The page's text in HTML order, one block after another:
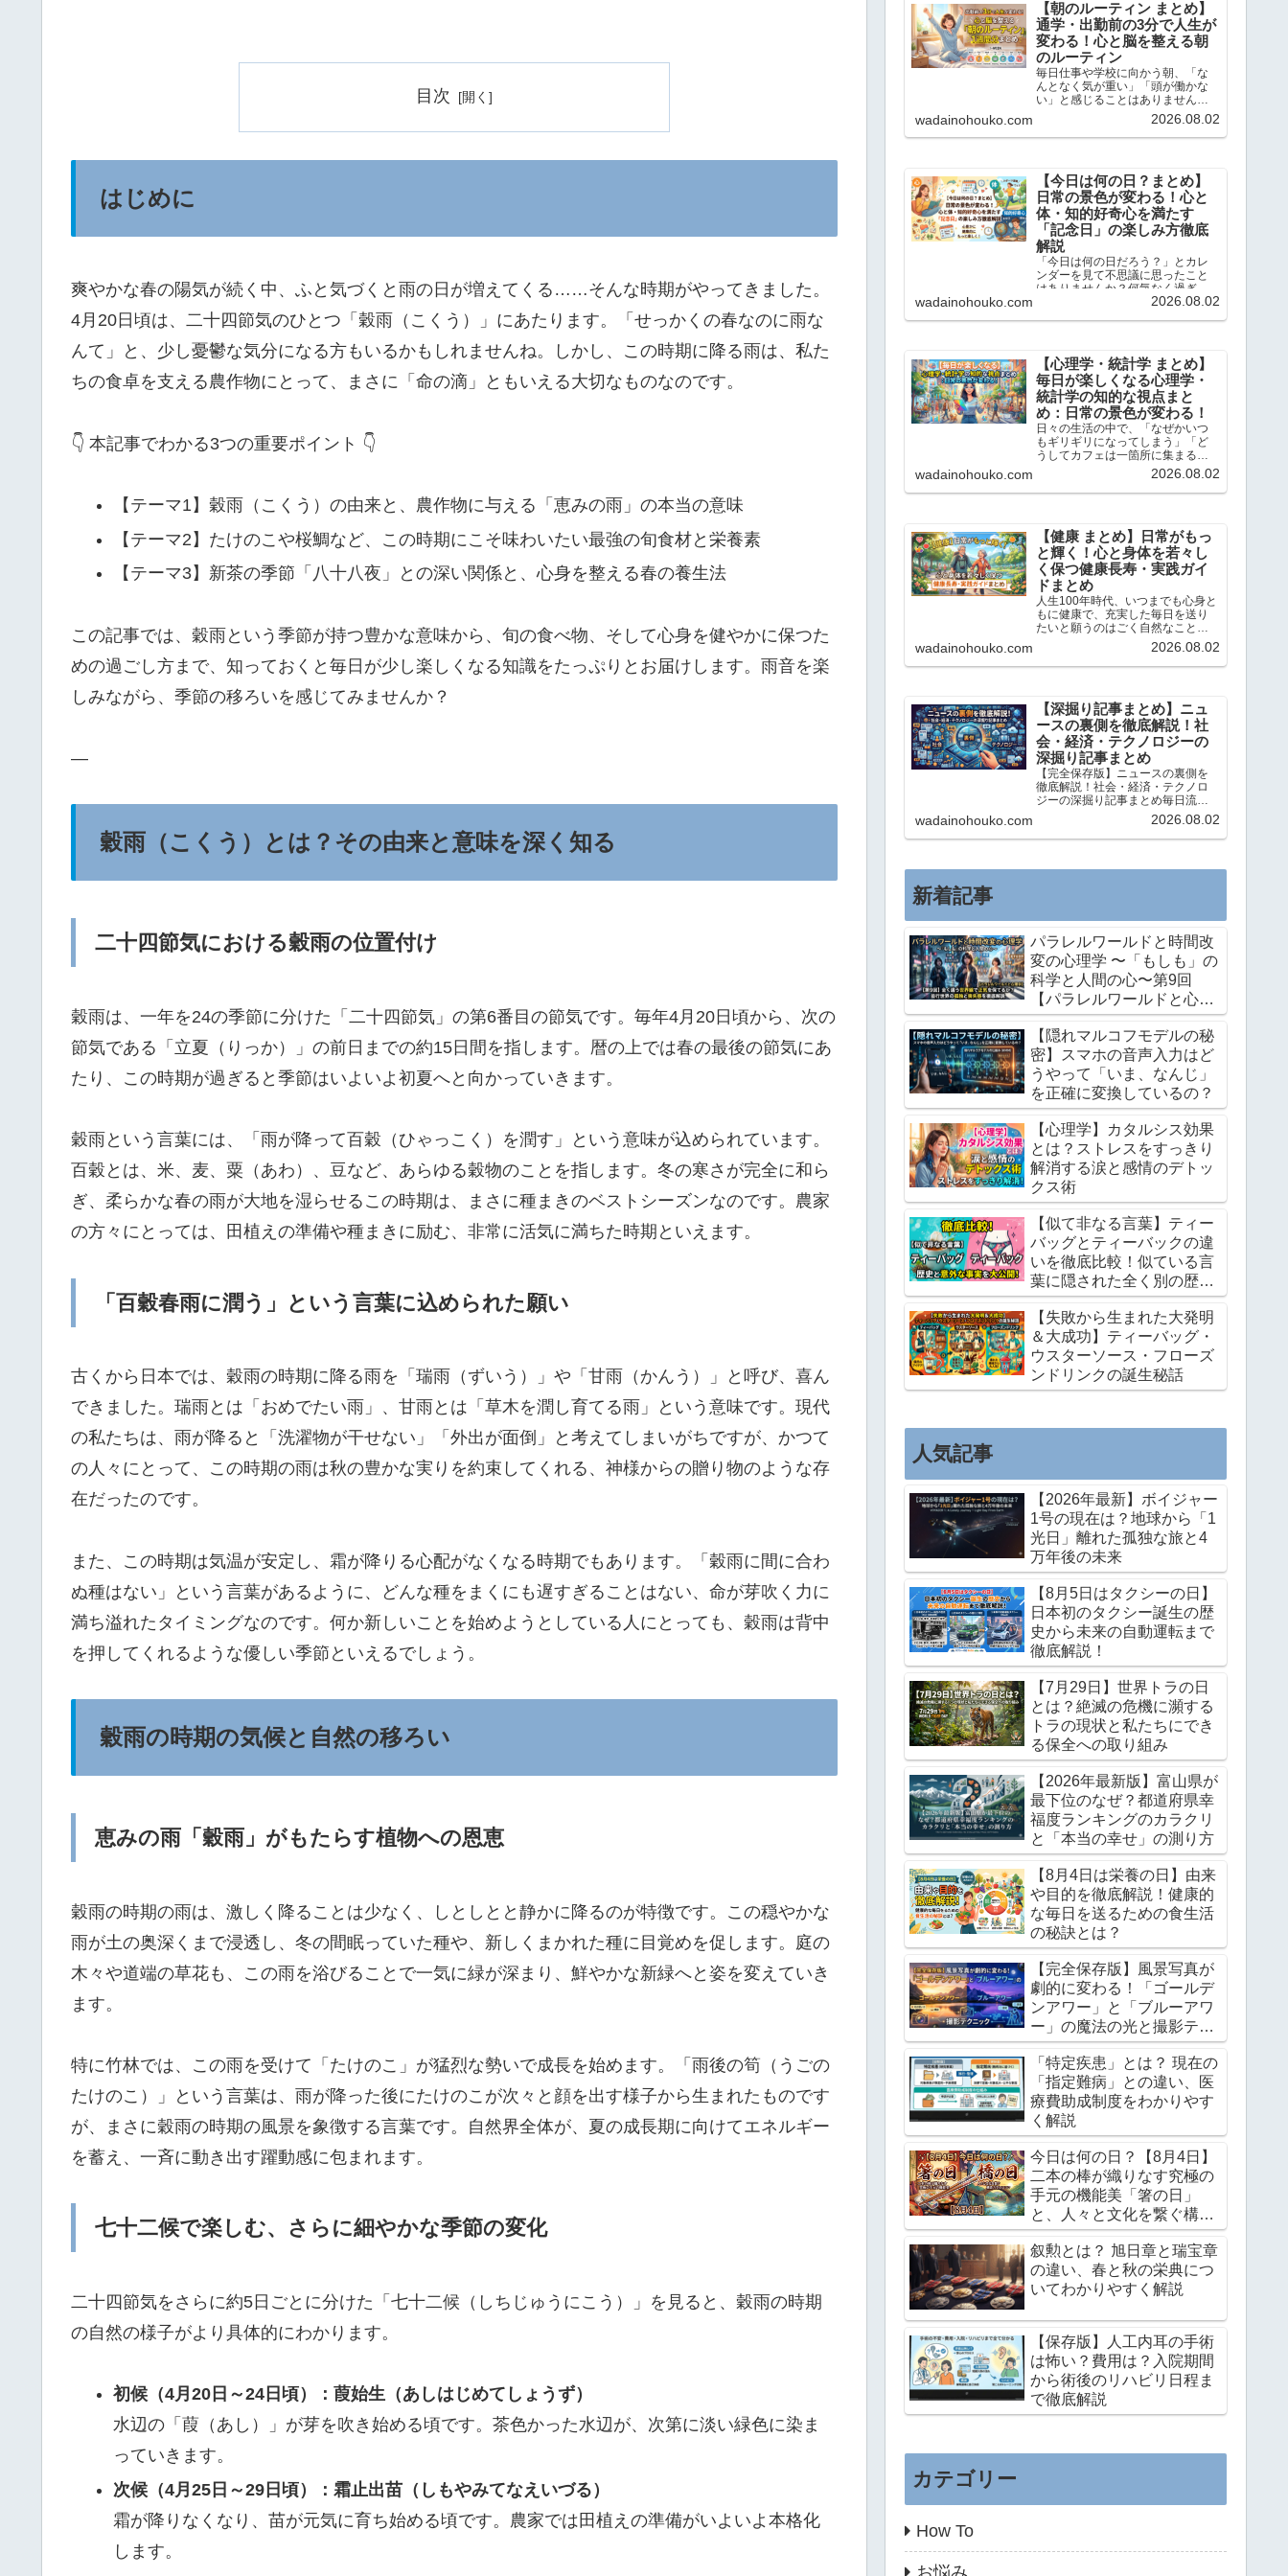
目次
はじめに
爽やかな春の陽気が続く中、ふと気づくと雨の日が増えてくる……そんな時期がやってきました。
4月20日頃は、二十四節気のひとつ「穀雨（こくう）」にあたります。「せっかくの春なのに雨な
んて」と、少し憂鬱な気分になる方もいるかもしれませんね。しかし、この時期に降る雨は、私た
ちの食卓を支える農作物にとって、まさに「命の滴」ともいえる大切なものなのです。
👇 本記事でわかる3つの重要ポイント 👇
【テーマ1】穀雨（こくう）の由来と、農作物に与える「恵みの雨」の本当の意味
【テーマ2】たけのこや桜鯛など、この時期にこそ味わいたい最強の旬食材と栄養素
【テーマ3】新茶の季節「八十八夜」との深い関係と、心身を整える春の養生法
この記事では、穀雨という季節が持つ豊かな意味から、旬の食べ物、そして心身を健やかに保つた
めの過ごし方まで、知っておくと毎日が少し楽しくなる知識をたっぷりとお届けします。雨音を楽
しみながら、季節の移ろいを感じてみませんか？
—
穀雨（こくう）とは？その由来と意味を深く知る
二十四節気における穀雨の位置付け
穀雨は、一年を24の季節に分けた「二十四節気」の第6番目の節気です。毎年4月20日頃から、次の
節気である「立夏（りっか）」の前日までの約15日間を指します。暦の上では春の最後の節気にあ
たり、この時期が過ぎると季節はいよいよ初夏へと向かっていきます。
穀雨という言葉には、「雨が降って百穀（ひゃっこく）を潤す」という意味が込められています。
百穀とは、米、麦、粟（あわ）、豆など、あらゆる穀物のことを指します。冬の寒さが完全に和ら
ぎ、柔らかな春の雨が大地を湿らせるこの時期は、まさに種まきのベストシーズンなのです。農家
の方々にとっては、田植えの準備や種まきに励む、非常に活気に満ちた時期といえます。
「百穀春雨に潤う」という言葉に込められた願い
古くから日本では、穀雨の時期に降る雨を「瑞雨（ずいう）」や「甘雨（かんう）」と呼び、喜ん
できました。瑞雨とは「おめでたい雨」、甘雨とは「草木を潤し育てる雨」という意味です。現代
の私たちは、雨が降ると「洗濯物が干せない」「外出が面倒」と考えてしまいがちですが、かつて
の人々にとって、この時期の雨は秋の豊かな実りを約束してくれる、神様からの贈り物のような存
在だったのです。
また、この時期は気温が安定し、霜が降りる心配がなくなる時期でもあります。「穀雨に間に合わ
ぬ種はない」という言葉があるように、どんな種をまくにも遅すぎることはない、命が芽吹く力に
満ち溢れたタイミングなのです。何か新しいことを始めようとしている人にとっても、穀雨は背中
を押してくれるような優しい季節といえるでしょう。
穀雨の時期の気候と自然の移ろい
恵みの雨「穀雨」がもたらす植物への恩恵
穀雨の時期の雨は、激しく降ることは少なく、しとしとと静かに降るのが特徴です。この穏やかな
雨が土の奥深くまで浸透し、冬の間眠っていた種や、新しくまかれた種に目覚めを促します。庭の
木々や道端の草花も、この雨を浴びることで一気に緑が深まり、鮮やかな新緑へと姿を変えていき
ます。
特に竹林では、この雨を受けて「たけのこ」が猛烈な勢いで成長を始めます。「雨後の筍（うごの
たけのこ）」という言葉は、雨が降った後にたけのこが次々と顔を出す様子から生まれたものです
が、まさに穀雨の時期の風景を象徴する言葉です。自然界全体が、夏の成長期に向けてエネルギー
を蓄え、一斉に動き出す躍動感に包まれます。
七十二候で楽しむ、さらに細やかな季節の変化
二十四節気をさらに約5日ごとに分けた「七十二候（しちじゅうにこう）」を見ると、穀雨の時期
の自然の様子がより具体的にわかります。
初候（4月20日～24日頃）：葭始生（あしはじめてしょうず）
水辺の「葭（あし）」が芽を吹き始める頃です。茶色かった水辺が、次第に淡い緑色に染ま
っていきます。
次候（4月25日～29日頃）：霜止出苗（しもやみてなえいづる）
霜が降りなくなり、苗が元気に育ち始める頃です。農家では田植えの準備がいよいよ本格化
します。
【朝のルーティン まとめ】
通学・出勤前の3分で人生が
変わる！心と脳を整える朝
のルーティン
毎日仕事や学校に向かう朝、「な
んとなく気が重い」「頭が働かな
い」と感じることはありません
か？この記事では、忙しい現代人
のために、通勤・通学前のたった3
分でサクッと読めて、一日を前向
wadainohouko.com 2026.08.02
【今日は何の日？まとめ】
日常の景色が変わる！心と
体・知的好奇心を満たす
「記念日」の楽しみ方徹底
解説
「今日は何の日だろう？」とカレ
ンダーを見て不思議に思ったこと
はありませんか？何気なく過ぎて
いく毎日にも、実は先人たちの知
事では、当ブログで大人気の「今...
wadainohouko.com 2026.08.02
【心理学・統計学 まとめ】
毎日が楽しくなる心理学・
統計学の知的な視点まと
め：日常の景色が変わる！
日々の生活の中で、「なぜかいつ
もギリギリになってしまう」「ど
うしてカフェは一箇所に集まるの
だろう？」と不思議に思ったこと
はありませんか？この記事では、
当ブログ「ちょっと気になる話題
か...
wadainohouko.com 2026.08.02
【健康 まとめ】日常がもっ
と輝く！心と身体を若々し
く保つ健康長寿・実践ガイ
ドまとめ
人生100年時代、いつまでも心身と
もに健康で、充実した毎日を送り
たいと願うのはごく自然なことで
す。こんにちは、「ちょっと気に
なる話題の宝庫」です。この記事
では、私が日々リサーチし、独自
wadainohouko.com 2026.08.02
【深掘り記事まとめ】ニュ
ースの裏側を徹底解説！社
会・経済・テクノロジーの
深掘り記事まとめ
【完全保存版】ニュースの裏側を
徹底解説！社会・経済・テクノロ
ジーの深掘り記事まとめ毎日流れ
てくるニュースの表面だけを追っ
ていては、社会の本当の姿は見え
てきません。こんにちは、「ちょ
この記事では、私が長年培ってき...
wadainohouko.com 2026.08.02
新着記事
パラレルワールドと時間改
変の心理学 〜「もしも」の
科学と人間の心〜第9回
【パラレルワールドと心理
学】全く違う世界線で正気
を保てるか？並行世界の孤
独と喪失感を徹底解説
【隠れマルコフモデルの秘
密】スマホの音声入力はど
うやって「いま、なんじ」
を正確に変換しているの？
【心理学】カタルシス効果
とは？ストレスをすっきり
解消する涙と感情のデトッ
クス術
【似て非なる言葉】ティー
バッグとティーバックの違
いを徹底比較！似ている言
葉に隠された全く別の歴史
と意外な事実
【失敗から生まれた大発明
＆大成功】ティーバッグ・
ウスターソース・フローズ
ンドリンクの誕生秘話
人気記事
【2026年最新】ボイジャー
1号の現在は？地球から「1
光日」離れた孤独な旅と4
万年後の未来
【8月5日はタクシーの日】
日本初のタクシー誕生の歴
史から未来の自動運転まで
徹底解説！
【7月29日】世界トラの日
とは？絶滅の危機に瀕する
トラの現状と私たちにでき
る保全への取り組み
【2026年最新版】富山県が
最下位のなぜ？都道府県幸
福度ランキングのカラクリ
と「本当の幸せ」の測り方
【8月4日は栄養の日】由来
や目的を徹底解説！健康的
な毎日を送るための食生活
の秘訣とは？
【完全保存版】風景写真が
劇的に変わる！「ゴールデ
ンアワー」と「ブルーアワ
ー」の魔法の光と撮影テク
ニック
「特定疾患」とは？ 現在の
「指定難病」との違い、医
療費助成制度をわかりやす
く解説
今日は何の日？【8月4日】
二本の棒が織りなす究極の
手元の機能美「箸の日」
と、人々と文化を繋ぐ構造
力学のロマン「橋の日」
叙勲とは？ 旭日章と瑞宝章
の違い、春と秋の栄典につ
いてわかりやすく解説
【保存版】人工内耳の手術
は怖い？費用は？入院期間
から術後のリハビリ日程ま
で徹底解説
カテゴリー
How To
お悩み